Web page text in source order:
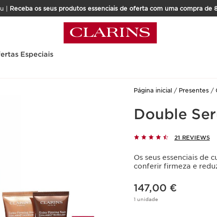
| Receba os seus produtos essenciais de oferta com uma compra de
Especiais
Página inicial Presentes
Double
21 REVIEWS
Os seus essenciais de
conferir firmeza e
Preço atual 147,00 €
147,00 €
1 unidade